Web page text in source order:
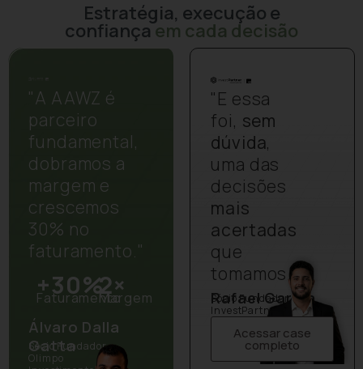
Estratégia, execução e
confiançaem cada decisão
"A AAWZ é
parceiro
fundamental,
dobramos a
margem e
crescemos
30% no
faturamento."
+30%
Faturamento
2×
Margem
Álvaro Dalla
Gatta
Sócio Fundador
Olimpo
"E essa
foi, sem
dúvida,
uma das
decisões
mais
acertadas
que
tomamos."
Rafael Garcia
Sócio Fundador
InvestPartner
Acessar case
completo